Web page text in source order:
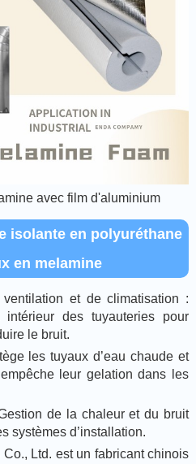
avec film d'aluminium
isolante en polyuréthane
en melamine
et de climatisation :
intérieur des tuyauteries pour
le bruit.
les tuyaux d’eau chaude et
leur gelation dans les
de la chaleur et du bruit
systèmes d’installation.
Ltd. est un fabricant chinois